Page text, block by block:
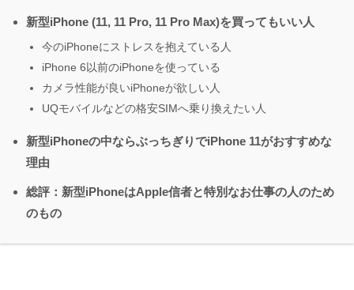
新型iPhone (11, 11 Pro, 11 Pro Max)を買ってもいい人
今のiPhoneにストレスを抱えている人
iPhone 6以前のiPhoneを使っている
カメラ性能が良いiPhoneが欲しい人
UQモバイルなどの格安SIMへ乗り換えたい人
新型iPhoneの中ならぶっちぎりでiPhone 11がおすすめな
理由
総評：新型iPhoneはApple信者と特別なお仕事の人のため
のもの